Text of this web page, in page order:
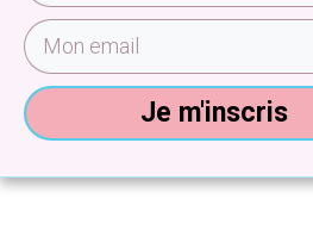
Je m'inscris